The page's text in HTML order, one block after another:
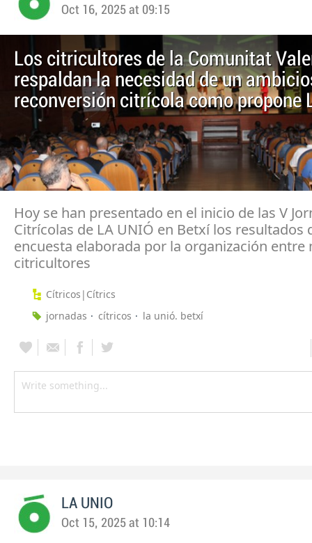
Oct 16, 2025 at 09:15
Los citricultores de la Comunitat
respaldan la necesidad de un
reconversión citrícola como propone
Hoy se han presentado en el inicio de las V
Citrícolas de LA UNIÓ en Betxí los resultados
encuesta elaborada por la organización entre
citricultores
Cítricos|Cítrics
jornadas
cítricos la unió. betxí
LA UNIO
Oct 15, 2025 at 10:14